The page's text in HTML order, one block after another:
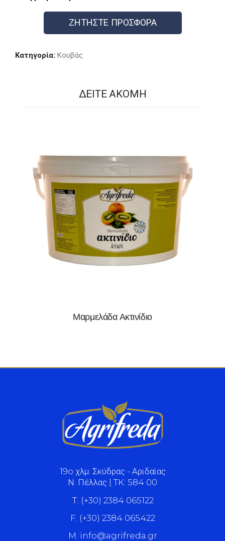
ΖΗΤΗΣΤΕ ΠΡΟΣΦΟΡΑ
Κατηγορία: Κουβάς
ΔΕΊΤΕ ΑΚΌΜΗ
Μαρμελάδα Ακτινίδιο
19o χλμ. Σκύδρας - Αριδαίας
Ν. Πέλλας | TK: 584 00
Τ. (+30) 2384 065122
F. (+30) 2384 065422
M. info@agrifreda.gr